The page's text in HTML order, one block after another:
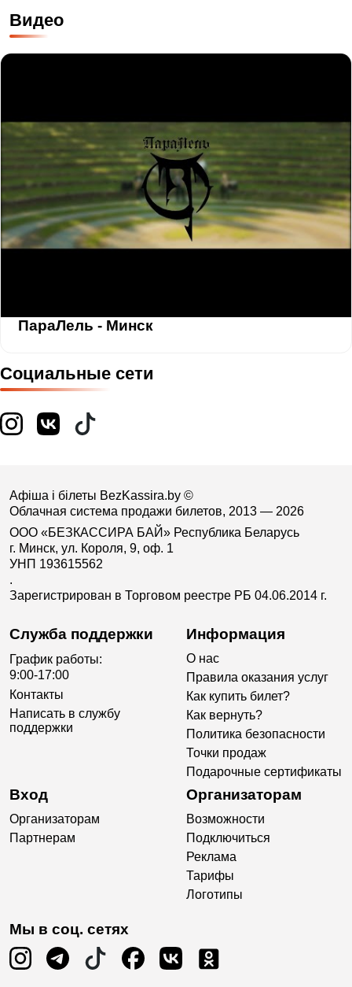
Видео
ПараЛель - Минск
Социальные сети
Афіша і білеты BezKassira.by ©
Облачная система продажи билетов, 2013 — 2026
ООО «БЕЗКАССИРА БАЙ» Республика Беларусь
г. Минск, ул. Короля, 9, оф. 1
УНП 193615562
.
Зарегистрирован в Торговом реестре РБ 04.06.2014 г.
Служба поддержки
График работы:
9:00-17:00
Контакты
Написать в службу
поддержки
Информация
О нас
Правила оказания услуг
Как купить билет?
Как вернуть?
Политика безопасности
Точки продаж
Подарочные сертификаты
Вход
Организаторам
Партнерам
Организаторам
Возможности
Подключиться
Реклама
Тарифы
Логотипы
Мы в соц. сетях